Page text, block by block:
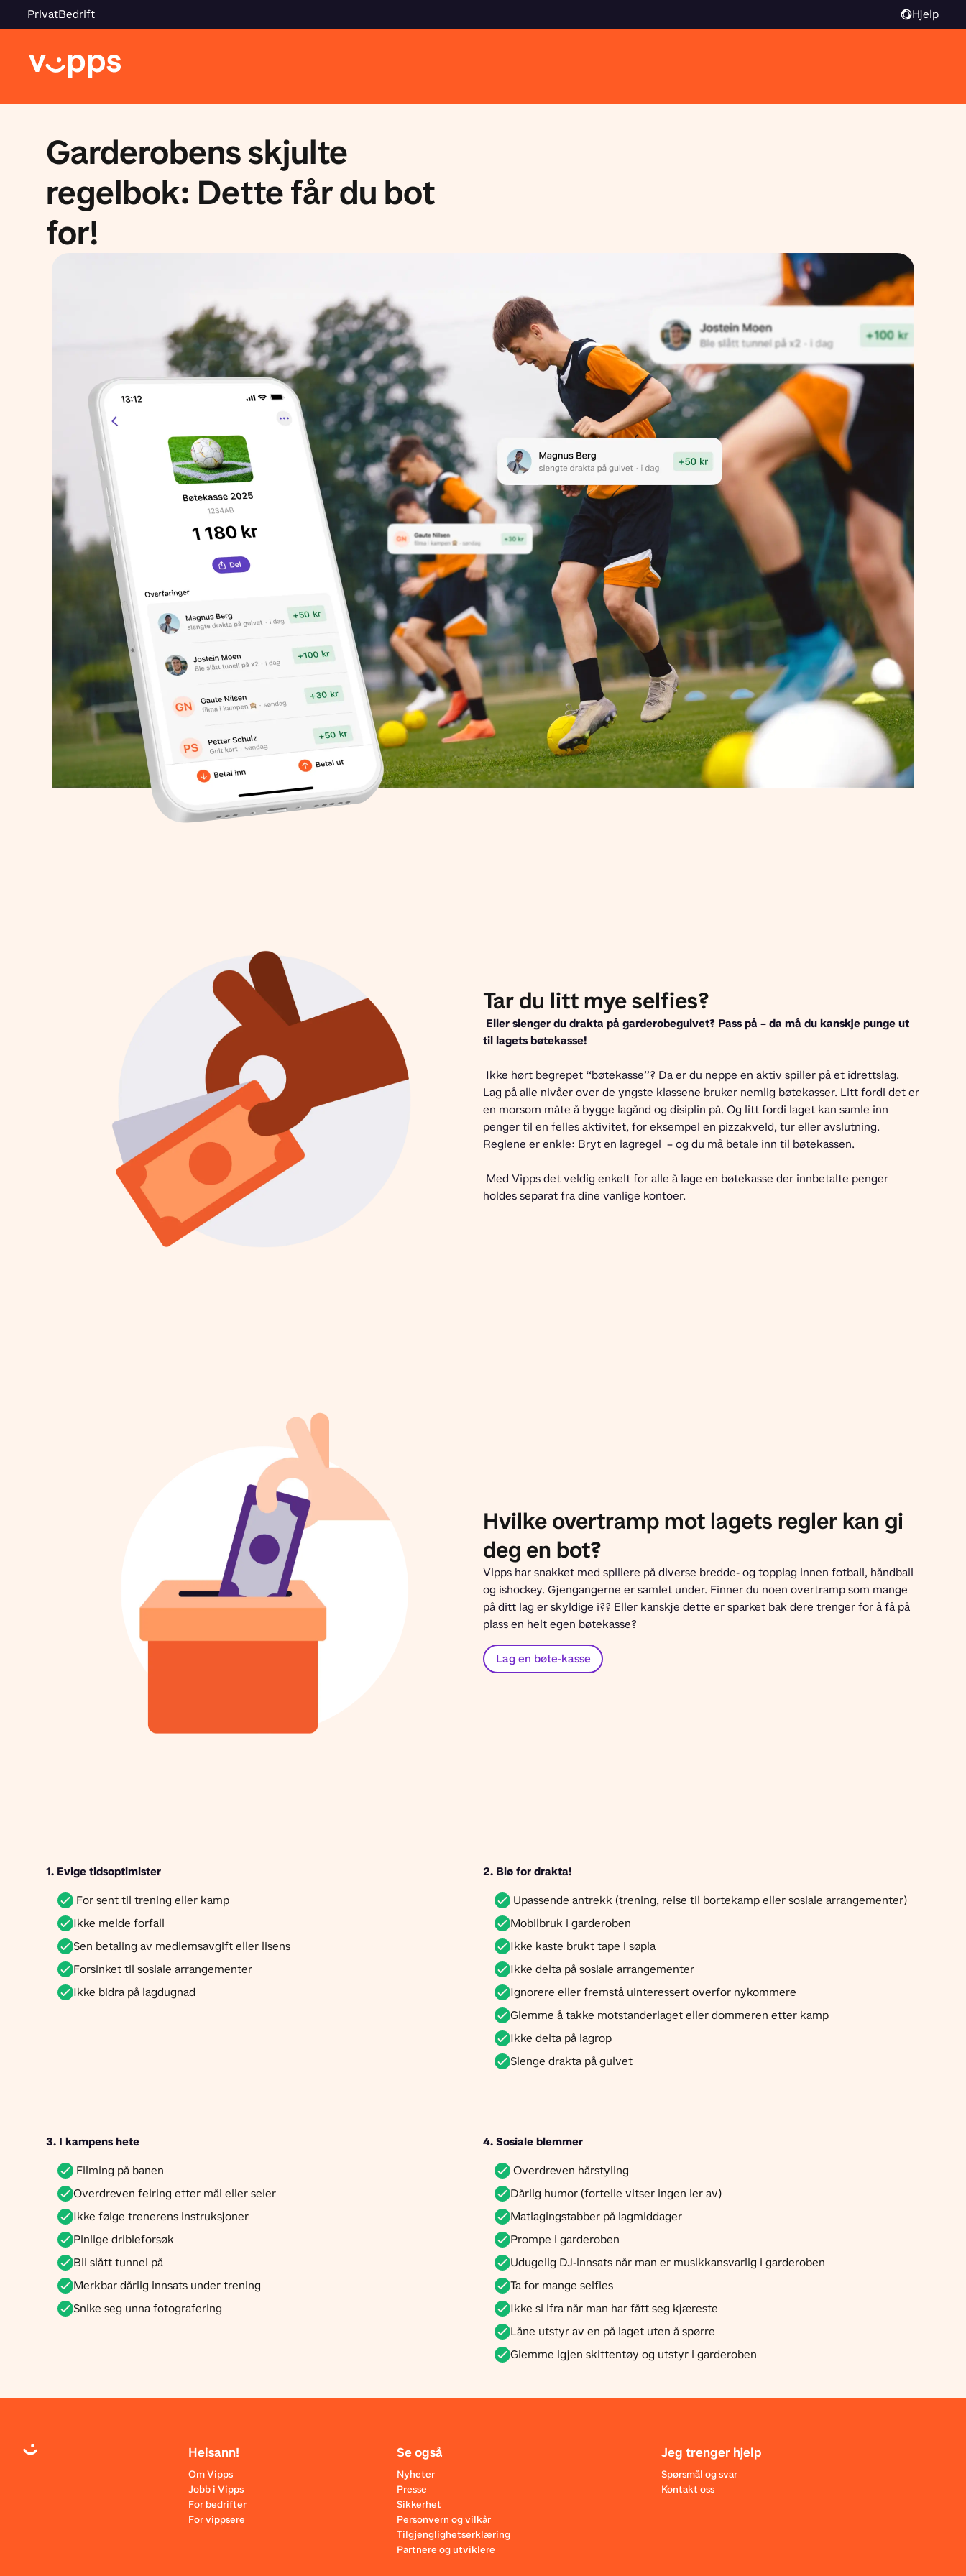
PrivatBedrift Hjelp
Garderobens skjulte
regelbok: Dette får du bot
for!
Tar du litt mye selfies?
Eller slenger du drakta på garderobegulvet? Pass på – da må du kanskje punge ut
til lagets bøtekasse!
Lag på alle nivåer over de yngste klassene bruker nemlig bøtekasser. Litt fordi det er
en morsom måte å bygge lagånd og disiplin på. Og litt fordi laget kan samle inn
penger til en felles aktivitet, for eksempel en pizzakveld, tur eller avslutning.
Reglene er enkle: Bryt en lagregel  – og du må betale inn til bøtekassen.
holdes separat fra dine vanlige kontoer.
Hvilke overtramp mot lagets regler kan gi
deg en bot?
Vipps har snakket med spillere på diverse bredde- og topplag innen fotball, håndball
og ishockey. Gjengangerne er samlet under. Finner du noen overtramp som mange
på ditt lag er skyldige i?? Eller kanskje dette er sparket bak dere trenger for å få på
plass en helt egen bøtekasse?
Lag en bøte-kasse
1. Evige tidsoptimister
For sent til trening eller kamp
Ikke melde forfall
Sen betaling av medlemsavgift eller lisens
Forsinket til sosiale arrangementer
Ikke bidra på lagdugnad
2. Blø for drakta!
Upassende antrekk (trening, reise til bortekamp eller sosiale arrangementer)
Mobilbruk i garderoben
Ikke kaste brukt tape i søpla
Ikke delta på sosiale arrangementer
Ignorere eller fremstå uinteressert overfor nykommere
Glemme å takke motstanderlaget eller dommeren etter kamp
Ikke delta på lagrop
Slenge drakta på gulvet
3. I kampens hete
Filming på banen
Overdreven feiring etter mål eller seier
Ikke følge trenerens instruksjoner
Pinlige dribleforsøk
Bli slått tunnel på
Merkbar dårlig innsats under trening
Snike seg unna fotografering
4. Sosiale blemmer
Overdreven hårstyling
Dårlig humor (fortelle vitser ingen ler av)
Matlagingstabber på lagmiddager
Prompe i garderoben
Udugelig DJ-innsats når man er musikkansvarlig i garderoben
Ta for mange selfies
Ikke si ifra når man har fått seg kjæreste
Låne utstyr av en på laget uten å spørre
Glemme igjen skittentøy og utstyr i garderoben
Heisann!
Om Vipps
Jobb i Vipps
For bedrifter
For vippsere
Se også
Nyheter
Presse
Sikkerhet
Personvern og vilkår
Tilgjenglighetserklæring
Partnere og utviklere
Jeg trenger hjelp
Spørsmål og svar
Kontakt oss